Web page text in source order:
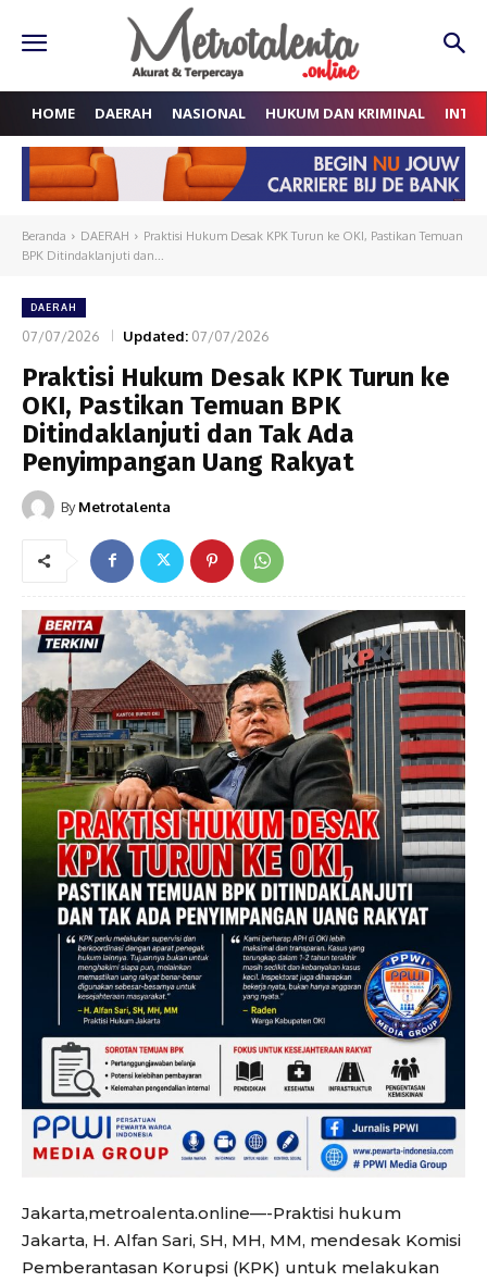
HOME DAERAH NASIONAL HUKUM DAN KRIMINAL
Beranda DAERAH
Praktisi Hukum Desak KPK Turun ke OKI, Pastikan Temuan
BPK Ditindaklanjuti dan...
DAERAH
07/07/2026 Updated: 07/07/2026
Praktisi Hukum Desak KPK Turun ke
OKI, Pastikan Temuan BPK
Ditindaklanjuti dan Tak Ada
Penyimpangan Uang Rakyat
By Metrotalenta
Jakarta,metroalenta.online—-Praktisi hukum
Jakarta, H. Alfan Sari, SH, MH, MM, mendesak Komisi
Pemberantasan Korupsi (KPK) untuk melakukan